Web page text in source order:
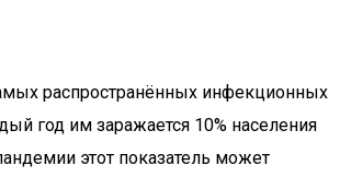
распространённых инфекционных
год им заражается 10% населения
этот показатель может